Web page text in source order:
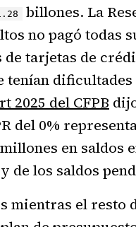
billones. La
no pagó todas
tarjetas de
tenían
2025 del CFPB
del 0%
en saldos
de los saldos
mientras el resto